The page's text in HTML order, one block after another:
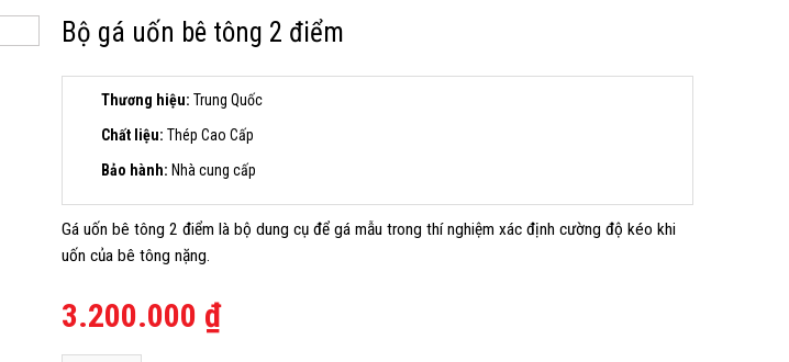
Bộ gá uốn bê tông 2 điểm
Thương hiệu: Trung Quốc
Chất liệu: Thép Cao Cấp
Bảo hành: Nhà cung cấp
Gá uốn bê tông 2 điểm là bộ dung cụ để gá mẫu trong thí nghiệm xác định cường độ kéo khi
uốn của bê tông nặng.
3.200.000 ₫